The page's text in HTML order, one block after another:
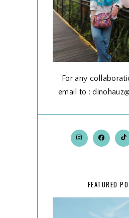
For any
email to :
FEATURED